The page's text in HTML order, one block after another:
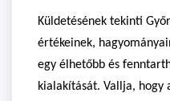
Küldetésének tekinti
értékeinek,
egy élhetőbb és
kialakítását. Vallja, hogy